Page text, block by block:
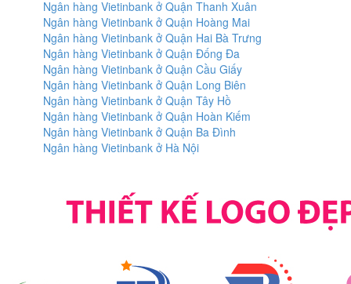
Ngân hàng Vietinbank ở Quận Thanh Xuân
Ngân hàng Vietinbank ở Quận Hoàng Mai
Ngân hàng Vietinbank ở Quận Hai Bà Trưng
Ngân hàng Vietinbank ở Quận Đống Đa
Ngân hàng Vietinbank ở Quận Cầu Giấy
Ngân hàng Vietinbank ở Quận Long Biên
Ngân hàng Vietinbank ở Quận Tây Hồ
Ngân hàng Vietinbank ở Quận Hoàn Kiếm
Ngân hàng Vietinbank ở Quận Ba Đình
Ngân hàng Vietinbank ở Hà Nội